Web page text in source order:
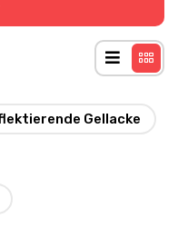
Gellacke